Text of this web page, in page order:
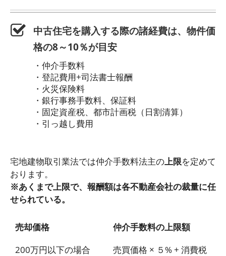
中古住宅を購入する際の諸経費は、物件価
格の8～10％が目安
・仲介手数料
・登記費用+司法書士報酬
・火災保険料
・銀行事務手数料、保証料
・固定資産税、都市計画税（日割清算）
・引っ越し費用
宅地建物取引業法では仲介手数料法主の上限を定めて
おります。
※あくまで上限で、報酬額は各不動産会社の裁量に任
せられている。
売却価格
仲介手数料の上限額
200万円以下の場合
売買価格 × ５% + 消費税